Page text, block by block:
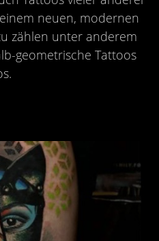
neuen, modernen
zählen unter anderem
geometrische Tattoos